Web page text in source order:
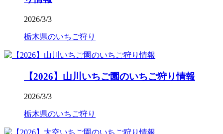
2026/3/3
栃木県のいちご狩り
【2026】山川いちご園のいちご狩り情報
2026/3/3
栃木県のいちご狩り